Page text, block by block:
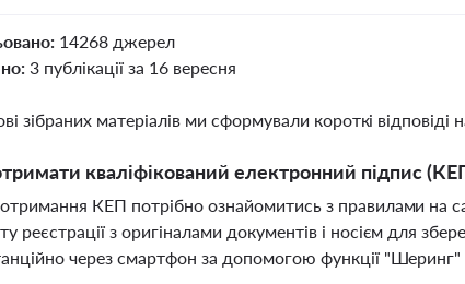
14268 джерел
3 публікації за 16 вересня
зібраних матеріалів ми сформували короткі відповіді
кваліфікований електронний підпис
КЕП потрібно ознайомитись з правилами на
реєстрації з оригіналами документів і носієм для
через смартфон за допомогою функції "Шеринг"